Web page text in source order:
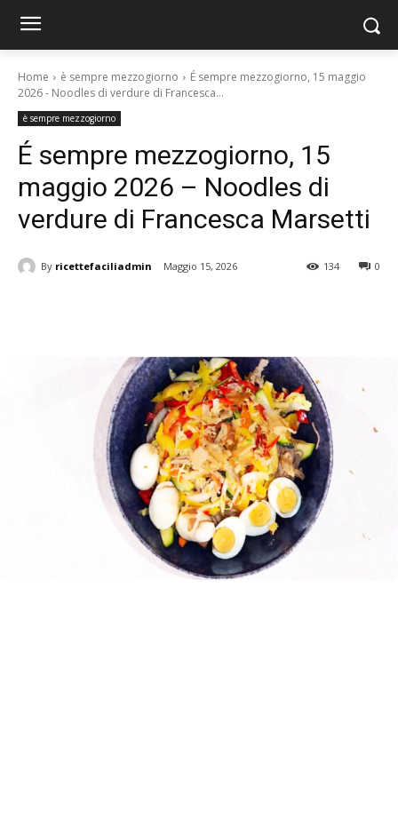
Home è sempre mezzogiorno
É sempre mezzogiorno, 15 maggio
2026 - Noodles di verdure di Francesca...
è sempre mezzogiorno
É sempre mezzogiorno, 15
maggio 2026 – Noodles di
verdure di Francesca Marsetti
By ricettefaciliadmin Maggio 15, 2026 0
134